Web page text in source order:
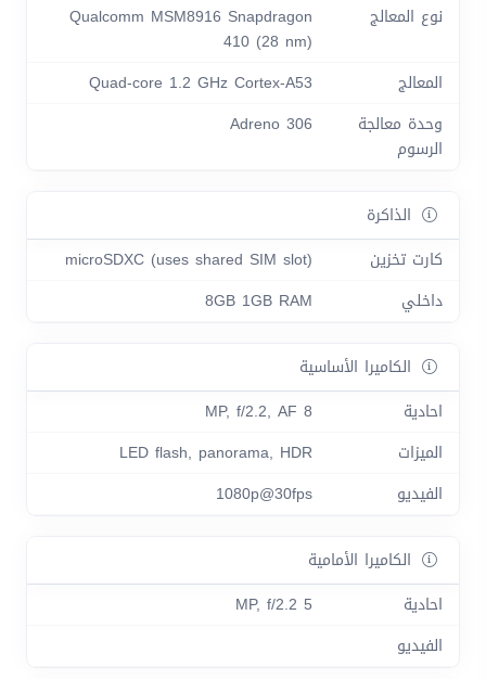
نوع المعالج
Qualcomm MSM8916 Snapdragon
410 (28 nm)
المعالج
Quad-core 1.2 GHz Cortex-A53
وحدة معالجة
الرسوم
Adreno 306
الذاكرة
كارت تخزين
microSDXC (uses shared SIM slot)
داخلي
8GB 1GB RAM
الكاميرا الأساسية
احادية
8 MP, f/2.2, AF
الميزات
LED flash, panorama, HDR
الفيديو
1080p@30fps
الكاميرا الأمامية
احادية
5 MP, f/2.2
الفيديو